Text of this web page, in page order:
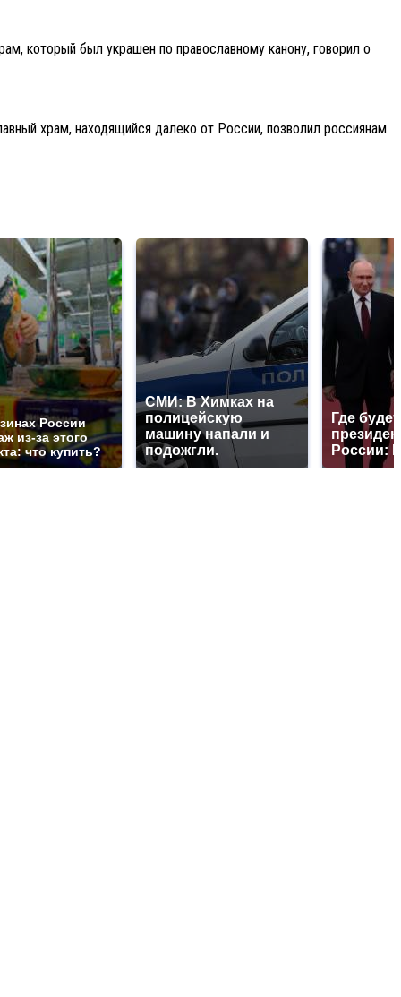
который был украшен по православному канону, говорил о
храм, находящийся далеко от России, позволил россиянам
России
из-за этого
что купить?
СМИ: В Химках на
полицейскую
машину напали и
подожгли.
Где
России: